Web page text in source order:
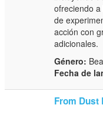
ofreciendo
de
acción con
adicionales.
Género:
Fecha de
From Dust